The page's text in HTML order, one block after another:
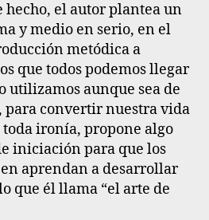
hecho, el autor plantea un
y medio en serio, en el
metódica a
que todos podemos llegar
utilizamos aunque sea de
convertir nuestra vida
toda ironía, propone algo
iniciación para que los
aprendan a desarrollar
que él llama “el arte de